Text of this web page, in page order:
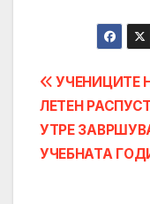
Post
УЧЕНИЦИТЕ
ЛЕТЕН
УТРЕ
УЧЕБНАТА